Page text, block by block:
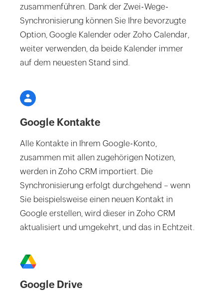
zusammenführen. Dank der Zwei-Wege-
Synchronisierung können Sie Ihre bevorzugte
Option, Google Kalender oder Zoho Calendar,
weiter verwenden, da beide Kalender immer
auf dem neuesten Stand sind.
Google Kontakte
Alle Kontakte in Ihrem Google-Konto,
zusammen mit allen zugehörigen Notizen,
werden in Zoho CRM importiert. Die
Synchronisierung erfolgt durchgehend – wenn
Sie beispielsweise einen neuen Kontakt in
Google erstellen, wird dieser in Zoho CRM
aktualisiert und umgekehrt, und das in Echtzeit.
Google Drive